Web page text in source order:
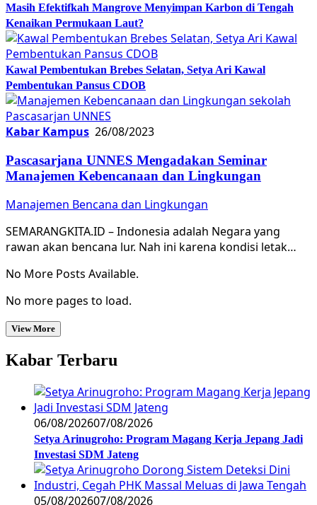
Masih Efektifkah Mangrove Menyimpan Karbon di Tengah
Kenaikan Permukaan Laut?
Kawal Pembentukan Brebes Selatan, Setya Ari Kawal
Pembentukan Pansus CDOB
Kabar Kampus 26/08/2023
Pascasarjana UNNES Mengadakan Seminar
Manajemen Kebencanaan dan Lingkungan
Manajemen Bencana dan Lingkungan
SEMARANGKITA.ID – Indonesia adalah Negara yang
rawan akan bencana lur. Nah ini karena kondisi letak…
No More Posts Available.
No more pages to load.
View More
Kabar Terbaru
06/08/202607/08/2026
Setya Arinugroho: Program Magang Kerja Jepang Jadi
Investasi SDM Jateng
05/08/202607/08/2026